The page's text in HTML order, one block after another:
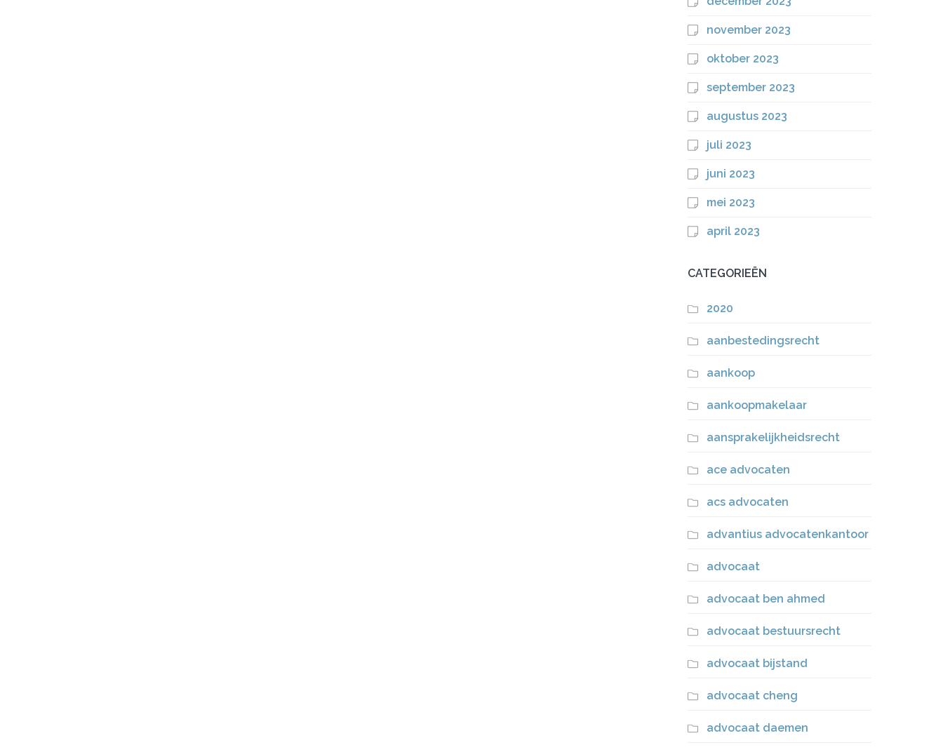
november 2023
oktober 2023
september 2023
augustus 2023
juli 2023
juni 2023
mei 2023
april 2023
CATEGORIEËN
2020
aanbestedingsrecht
aankoop
aankoopmakelaar
aansprakelijkheidsrecht
ace advocaten
acs advocaten
advantius advocatenkantoor
advocaat
advocaat ben ahmed
advocaat bestuursrecht
advocaat bijstand
advocaat cheng
advocaat daemen